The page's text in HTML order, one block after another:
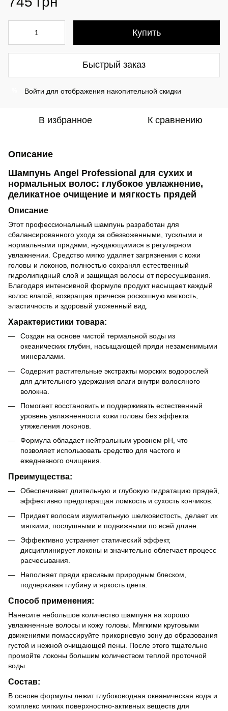
Купить
Быстрый заказ
Войти для отображения накопительной скидки
В избранное К сравнению
Описание
Шампунь Angel Professional для сухих и
нормальных волос: глубокое увлажнение,
деликатное очищение и мягкость прядей
Описание
Этот профессиональный шампунь разработан для
сбалансированного ухода за обезвоженными, тусклыми и
нормальными прядями, нуждающимися в регулярном
увлажнении. Средство мягко удаляет загрязнения с кожи
головы и локонов, полностью сохраняя естественный
гидролипидный слой и защищая волосы от пересушивания.
Благодаря интенсивной формуле продукт насыщает каждый
волос влагой, возвращая прическе роскошную мягкость,
эластичность и здоровый ухоженный вид.
Характеристики товара:
Создан на основе чистой термальной воды из
океанических глубин, насыщающей пряди незаменимыми
минералами.
Содержит растительные экстракты морских водорослей
для длительного удержания влаги внутри волосяного
волокна.
Помогает восстановить и поддерживать естественный
уровень увлажненности кожи головы без эффекта
утяжеления локонов.
Формула обладает нейтральным уровнем pH, что
позволяет использовать средство для частого и
ежедневного очищения.
Преимущества:
Обеспечивает длительную и глубокую гидратацию прядей,
эффективно предотвращая ломкость и сухость кончиков.
Придает волосам изумительную шелковистость, делает их
мягкими, послушными и подвижными по всей длине.
Эффективно устраняет статический эффект,
дисциплинирует локоны и значительно облегчает процесс
расчесывания.
Наполняет пряди красивым природным блеском,
подчеркивая глубину и яркость цвета.
Способ применения:
Нанесите небольшое количество шампуня на хорошо
увлажненные волосы и кожу головы. Мягкими круговыми
движениями помассируйте прикорневую зону до образования
густой и нежной очищающей пены. После этого тщательно
промойте локоны большим количеством теплой проточной
воды.
Состав:
В основе формулы лежит глубоководная океаническая вода и
комплекс мягких поверхностно-активных веществ для